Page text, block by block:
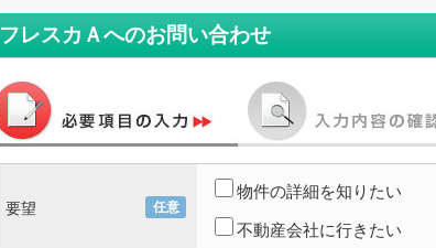
フレスカＡへのお問い合わせ
任意
要望
物件の詳細を知りたい
不動産会社に行きたい